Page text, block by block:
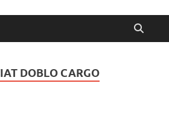
DOBLO CARGO